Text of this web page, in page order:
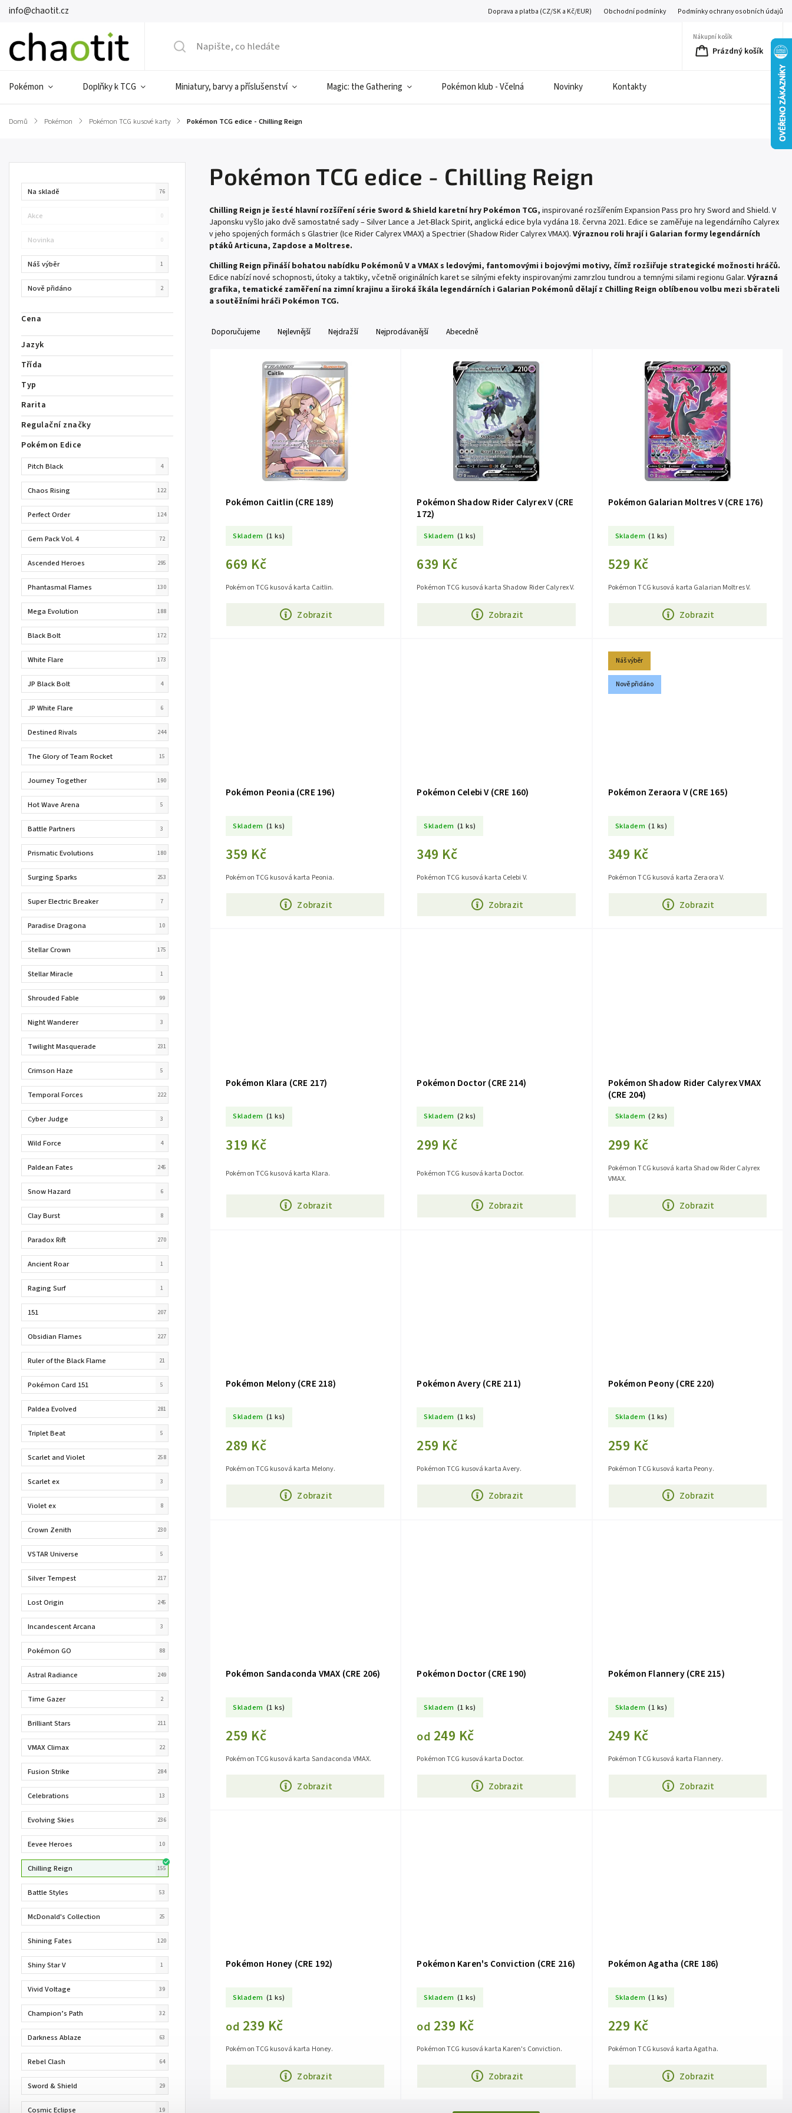
info@chaotit.cz Doprava a platba (CZ/SK a Kč/EUR) Obchodní podmínky Podmínky ochrany osobních údajů
Nákupní košík
Prázdný košík
Pokémon Doplňky k TCG Miniatury, barvy a příslušenství Magic: the Gathering Pokémon klub - Včelná Novinky Kontakty
Domů / Pokémon / Pokémon TCG kusové karty / Pokémon TCG edice - Chilling Reign
Na skladě 76
Akce 0
Novinka 0
Náš výběr 1
Nově přidáno 2
Cena
Jazyk
Třída
Typ
Rarita
Regulační značky
Pokémon Edice
Pitch Black 4
Chaos Rising 122
Perfect Order 124
Gem Pack Vol. 4 72
Ascended Heroes 295
Phantasmal Flames 130
Mega Evolution 188
Black Bolt 172
White Flare 173
JP Black Bolt 4
JP White Flare 6
Destined Rivals 244
The Glory of Team Rocket 15
Journey Together 190
Hot Wave Arena 5
Battle Partners 3
Prismatic Evolutions 180
Surging Sparks 253
Super Electric Breaker 7
Paradise Dragona 10
Stellar Crown 175
Stellar Miracle 1
Shrouded Fable 99
Night Wanderer 3
Twilight Masquerade 231
Crimson Haze 5
Temporal Forces 222
Cyber Judge 3
Wild Force 4
Paldean Fates 245
Snow Hazard 6
Clay Burst 8
Paradox Rift 270
Ancient Roar 1
Raging Surf 1
151 207
Obsidian Flames 227
Ruler of the Black Flame 21
Pokémon Card 151 5
Paldea Evolved 281
Triplet Beat 5
Scarlet and Violet 258
Scarlet ex 3
Violet ex 8
Crown Zenith 230
VSTAR Universe 5
Silver Tempest 217
Lost Origin 245
Incandescent Arcana 3
Pokémon GO 88
Astral Radiance 249
Time Gazer 2
Brilliant Stars 211
VMAX Climax 22
Fusion Strike 284
Celebrations 13
Evolving Skies 236
Eevee Heroes 10
Chilling Reign 155
Battle Styles 53
McDonald's Collection 25
Shining Fates 120
Shiny Star V 1
Vivid Voltage 39
Champion’s Path 32
Darkness Ablaze 63
Rebel Clash 64
Sword & Shield 29
Cosmic Eclipse 19
Pokémon TCG edice - Chilling Reign
Chilling Reign je šesté hlavní rozšíření série Sword & Shield karetní hry Pokémon TCG, inspirované rozšířením Expansion Pass pro hry Sword and Shield. V
Japonsku vyšlo jako dvě samostatné sady – Silver Lance a Jet-Black Spirit, anglická edice byla vydána 18. června 2021. Edice se zaměřuje na legendárního Calyrex
v jeho spojených formách s Glastrier (Ice Rider Calyrex VMAX) a Spectrier (Shadow Rider Calyrex VMAX). Výraznou roli hrají i Galarian formy legendárních
ptáků Articuna, Zapdose a Moltrese.
Chilling Reign přináší bohatou nabídku Pokémonů V a VMAX s ledovými, fantomovými i bojovými motivy, čímž rozšiřuje strategické možnosti hráčů.
Edice nabízí nové schopnosti, útoky a taktiky, včetně originálních karet se silnými efekty inspirovanými zamrzlou tundrou a temnými silami regionu Galar. Výrazná
grafika, tematické zaměření na zimní krajinu a široká škála legendárních i Galarian Pokémonů dělají z Chilling Reign oblíbenou volbu mezi sběrateli
a soutěžními hráči Pokémon TCG.
Doporučujeme Nejlevnější Nejdražší Nejprodávanější Abecedně
Pokémon Caitlin (CRE 189)
Skladem (1 ks)
669 Kč
Zobrazit
Pokémon TCG kusová karta Caitlin.
Pokémon Shadow Rider Calyrex V (CRE
172)
Skladem (1 ks)
639 Kč
Zobrazit
Pokémon TCG kusová karta Shadow Rider Calyrex V.
Pokémon Galarian Moltres V (CRE 176)
Skladem (1 ks)
529 Kč
Zobrazit
Pokémon TCG kusová karta Galarian Moltres V.
Pokémon Peonia (CRE 196)
Skladem (1 ks)
359 Kč
Zobrazit
Pokémon TCG kusová karta Peonia.
Pokémon Celebi V (CRE 160)
Skladem (1 ks)
349 Kč
Zobrazit
Pokémon TCG kusová karta Celebi V.
Náš výběr
Nově přidáno
Pokémon Zeraora V (CRE 165)
Skladem (1 ks)
349 Kč
Zobrazit
Pokémon TCG kusová karta Zeraora V.
Pokémon Klara (CRE 217)
Skladem (1 ks)
319 Kč
Zobrazit
Pokémon TCG kusová karta Klara.
Pokémon Doctor (CRE 214)
Skladem (2 ks)
299 Kč
Zobrazit
Pokémon TCG kusová karta Doctor.
Pokémon Shadow Rider Calyrex VMAX
(CRE 204)
Skladem (2 ks)
299 Kč
Zobrazit
Pokémon TCG kusová karta Shadow Rider Calyrex
VMAX.
Pokémon Melony (CRE 218)
Skladem (1 ks)
289 Kč
Zobrazit
Pokémon TCG kusová karta Melony.
Pokémon Avery (CRE 211)
Skladem (1 ks)
259 Kč
Zobrazit
Pokémon TCG kusová karta Avery.
Pokémon Peony (CRE 220)
Skladem (1 ks)
259 Kč
Zobrazit
Pokémon TCG kusová karta Peony.
Pokémon Sandaconda VMAX (CRE 206)
Skladem (1 ks)
259 Kč
Zobrazit
Pokémon TCG kusová karta Sandaconda VMAX.
Pokémon Doctor (CRE 190)
Skladem (1 ks)
od 249 Kč
Zobrazit
Pokémon TCG kusová karta Doctor.
Pokémon Flannery (CRE 215)
Skladem (1 ks)
249 Kč
Zobrazit
Pokémon TCG kusová karta Flannery.
Pokémon Honey (CRE 192)
Skladem (1 ks)
od 239 Kč
Zobrazit
Pokémon TCG kusová karta Honey.
Pokémon Karen's Conviction (CRE 216)
Skladem (1 ks)
od 239 Kč
Zobrazit
Pokémon TCG kusová karta Karen's Conviction.
Pokémon Agatha (CRE 186)
Skladem (1 ks)
229 Kč
Zobrazit
Pokémon TCG kusová karta Agatha.